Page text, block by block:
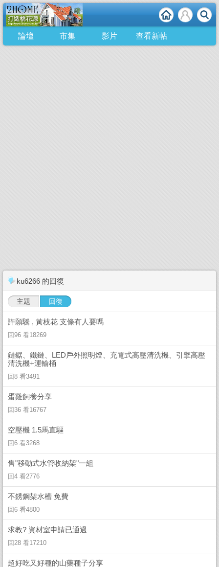
論壇 市集 影片 查看新帖
ku6266 的回復
主題 回復
許願驣 , 黃枝花 支條有人要嗎
回96 看18269
鏈鋸、鐵鏈、LED戶外照明燈、充電式高壓清洗機、引擎高壓
清洗機+運輸桶
回8 看3491
蛋雞飼養分享
回36 看16767
空壓機 1.5馬直驅
回6 看3268
售"移動式水管收納架"一組
回4 看2776
不銹鋼架水槽 免費
回6 看4800
求教? 資材室申請已通過
回28 看17210
超好吃又好種的山藥種子分享